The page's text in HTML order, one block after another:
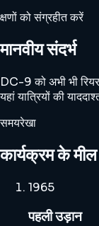
क्षणों को संग्रहीत करें
मानवीय संदर्भ
DC-9 को अभी भी
यहां यात्रियों की
समयरेखा
कार्यक्रम के
1965
पहली उड़ान